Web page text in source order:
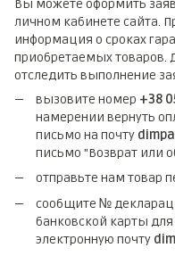
Вы можете оформить
личном кабинете сайта.
информация о сроках
приобретаемых товаров.
отследить выполнение
вызовите номер +38
намерении вернуть
письмо на почту
письмо "Возврат или
отправьте нам товар
сообщите №
банковской карты
электронную почту